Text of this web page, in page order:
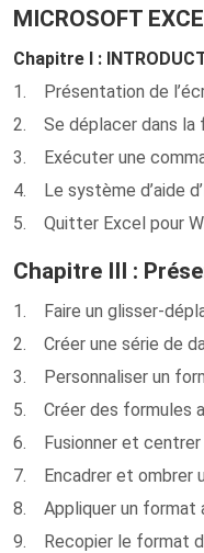
MICROSOFT
Chapitre I :
1. Présentation de
2. Se déplacer dans la
3. Exécuter une
4. Le système d’aide
5. Quitter Excel pour
Chapitre III :
1. Faire un glisser-
2. Créer une série de
3. Personnaliser un
5. Créer des formules
6. Fusionner et centrer
7. Encadrer et ombrer
8. Appliquer un format
9. Recopier le format